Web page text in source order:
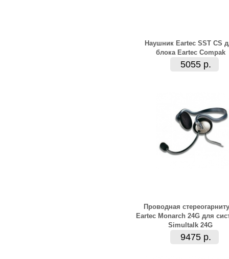
Наушник Eartec SST CS
блока Eartec Compak
5055 р.
Проводная
Eartec Monarch 24G для
Simultalk 24G
9475 р.